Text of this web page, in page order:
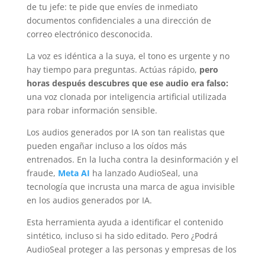
de tu jefe: te pide que envíes de inmediato
documentos confidenciales a una dirección de
correo electrónico desconocida.
La voz es idéntica a la suya, el tono es urgente y no
hay tiempo para preguntas. Actúas rápido, pero
horas después descubres que ese audio era falso:
una voz clonada por inteligencia artificial utilizada
para robar información sensible.
Los audios generados por IA son tan realistas que
pueden engañar incluso a los oídos más
entrenados. En la lucha contra la desinformación y el
fraude, Meta AI ha lanzado AudioSeal, una
tecnología que incrusta una marca de agua invisible
en los audios generados por IA.
Esta herramienta ayuda a identificar el contenido
sintético, incluso si ha sido editado. Pero ¿Podrá
AudioSeal proteger a las personas y empresas de los